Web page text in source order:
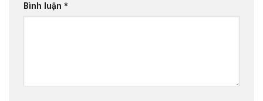
Bình luận *